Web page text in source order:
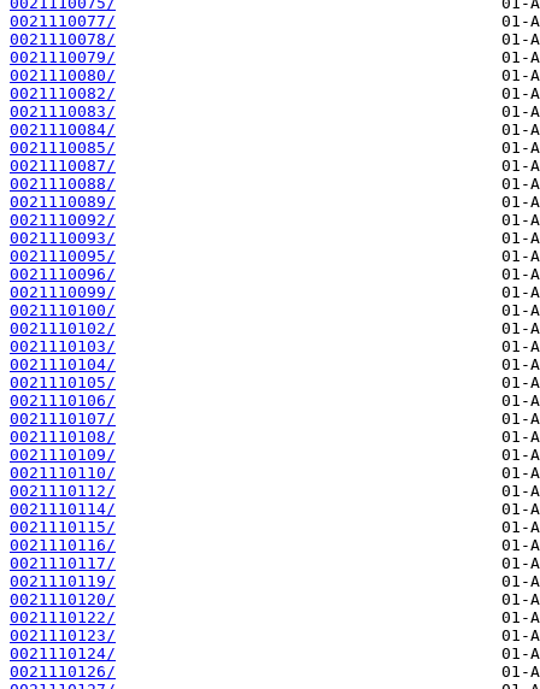
0021110077/
0021110078/
0021110079/
0021110080/
0021110082/
0021110083/
0021110084/
0021110085/
0021110087/
0021110088/
0021110089/
0021110092/
0021110093/
0021110095/
0021110096/
0021110099/
0021110100/
0021110102/
0021110103/
0021110104/
0021110105/
0021110106/
0021110107/
0021110108/
0021110109/
0021110110/
0021110112/
0021110114/
0021110115/
0021110116/
0021110117/
0021110119/
0021110120/
0021110122/
0021110123/
0021110124/
0021110126/